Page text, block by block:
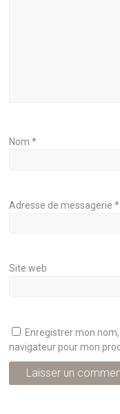
Nom*
Adresse de messagerie*
Site web
Enregistrer mon
navigateur pour mon